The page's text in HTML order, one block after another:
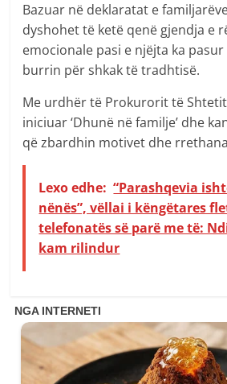
Bazuar në deklaratat e
dyshohet të ketë qenë gjendja e
emocionale pasi e njëjta ka
burrin për shkak të tradhtisë.
Me urdhër të Prokurorit të
iniciuar ‘Dhunë në familje’ dhe
që zbardhin motivet dhe
Lexo edhe: “Parashqevia
nënës”, vëllai i këngëtares
telefonatës së parë me të:
kam rilindur